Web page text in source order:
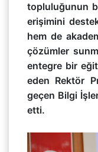
topluluğunun
erişimini
hem de
çözümler
entegre bir
eden Rektör
geçen Bilgi
etti.